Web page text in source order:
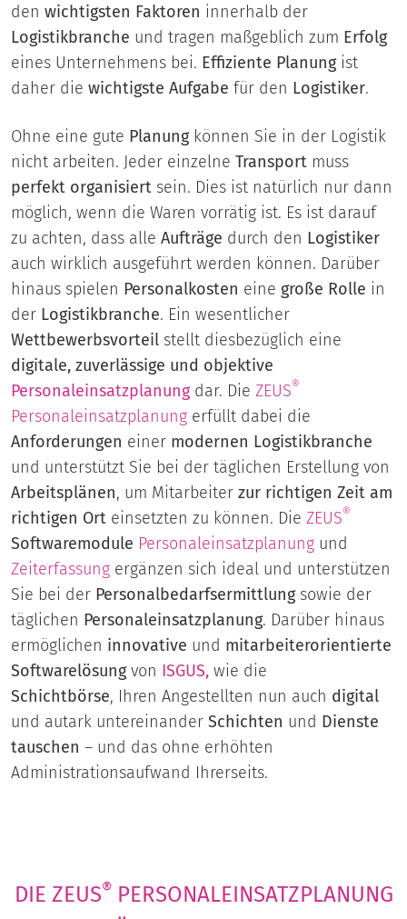
den wichtigsten Faktoren innerhalb der
Logistikbranche und tragen maßgeblich zum Erfolg
eines Unternehmens bei. Effiziente Planung ist
daher die wichtigste Aufgabe für den Logistiker.
Ohne eine gute Planung können Sie in der Logistik
nicht arbeiten. Jeder einzelne Transport muss
perfekt organisiert sein. Dies ist natürlich nur dann
möglich, wenn die Waren vorrätig ist. Es ist darauf
zu achten, dass alle Aufträge durch den Logistiker
auch wirklich ausgeführt werden können. Darüber
hinaus spielen Personalkosten eine große Rolle in
der Logistikbranche. Ein wesentlicher
Wettbewerbsvorteil stellt diesbezüglich eine
digitale, zuverlässige und objektive
Personaleinsatzplanung dar. Die ZEUS®
Personaleinsatzplanung erfüllt dabei die
Anforderungen einer modernen Logistikbranche
und unterstützt Sie bei der täglichen Erstellung von
Arbeitsplänen, um Mitarbeiter zur richtigen Zeit am
richtigen Ort einsetzten zu können. Die ZEUS®
Softwaremodule Personaleinsatzplanung und
Zeiterfassung ergänzen sich ideal und unterstützen
Sie bei der Personalbedarfsermittlung sowie der
täglichen Personaleinsatzplanung. Darüber hinaus
ermöglichen innovative und mitarbeiterorientierte
Softwarelösungvon ISGUS, wie die
Schichtbörse, Ihren Angestellten nun auch digital
und autark untereinander Schichten und Dienste
tauschen – und das ohne erhöhten
Administrationsaufwand Ihrerseits.
DIE ZEUS® PERSONALEINSATZPLANUNG